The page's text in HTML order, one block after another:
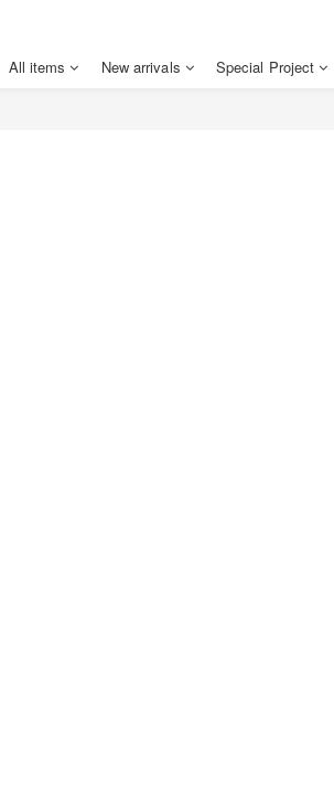
All items New arrivals Special Project